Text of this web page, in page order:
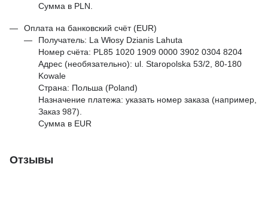
Сумма в PLN.
Оплата на банковский счёт (EUR)
Получатель: La Włosy Dzianis Lahuta
Номер счёта: PL85 1020 1909 0000 3902 0304 8204
Адрес (необязательно): ul. Staropolska 53/2, 80-180
Kowale
Страна: Польша (Poland)
Назначение платежа: указать номер заказа (например,
Заказ 987).
Сумма в EUR
Отзывы